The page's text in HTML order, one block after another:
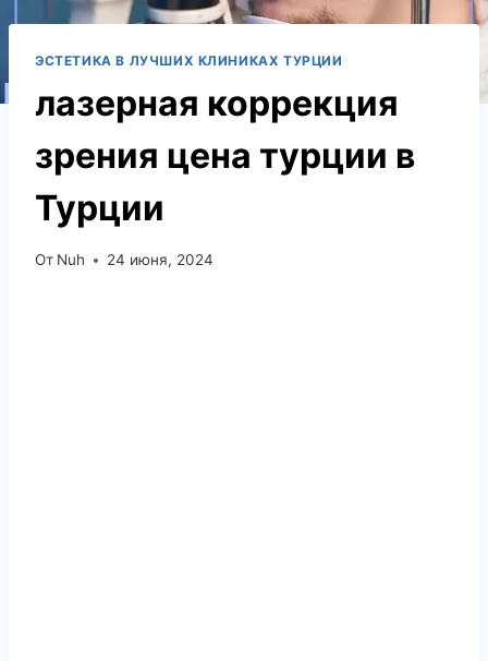
ЭСТЕТИКА В ЛУЧШИХ КЛИНИКАХ ТУРЦИИ
лазерная коррекция
зрения цена турции в
Турции
От Nuh 24 июня, 2024